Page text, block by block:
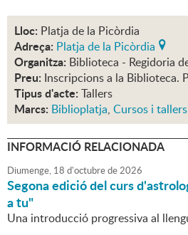
Lloc: Platja de la Picòrdia
Adreça: Platja de la Picòrdia
Organitza: Biblioteca - Regidoria
Preu: Inscripcions a la Biblioteca.
Tipus d'acte: Tallers
Marcs: Biblioplatja, Cursos i tallers
INFORMACIÓ RELACIONADA
Diumenge, 18 d'octubrede2026
Segona edició del curs
a tu"
Una introducció progressiva al